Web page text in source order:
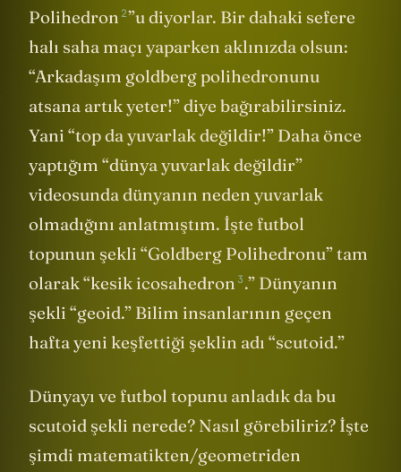
Polihedron 2”u diyorlar. Bir dahaki sefere
halı saha maçı yaparken aklınızda olsun:
“Arkadaşım goldberg polihedronunu
atsana artık yeter!” diye bağırabilirsiniz.
Yani “top da yuvarlak değildir!” Daha önce
yaptığım “dünya yuvarlak değildir”
videosunda dünyanın neden yuvarlak
olmadığını anlatmıştım. İşte futbol
topunun şekli “Goldberg Polihedronu” tam
olarak “kesik icosahedron 3.” Dünyanın
şekli “geoid.” Bilim insanlarının geçen
hafta yeni keşfettiği şeklin adı “scutoid.”
Dünyayı ve futbol topunu anladık da bu
scutoid şekli nerede? Nasıl görebiliriz? İşte
şimdi matematikten/geometriden